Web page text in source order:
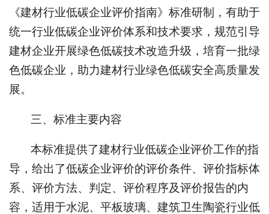
《建材行业低碳企业评价指南》标准研制，有助于
统一行业低碳企业评价体系和技术要求，规范引导
建材企业开展绿色低碳技术改造升级，培育一批绿
色低碳企业，助力建材行业绿色低碳安全高质量发
展。
三、标准主要内容
本标准提供了建材行业低碳企业评价工作的指
导，给出了低碳企业评价的评价条件、评价指标体
系、评价方法、判定、评价程序及评价报告的内
容，适用于水泥、平板玻璃、建筑卫生陶瓷行业低